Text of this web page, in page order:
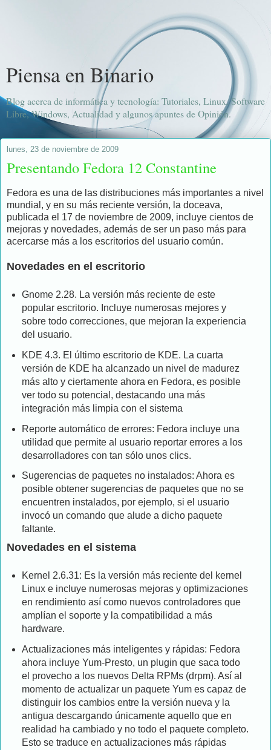
Piensa en Binario
Blog acerca de informática y tecnología: Tutoriales, Linux, Software
Libre, Windows, Actualidad y algunos apuntes de Opinión.
lunes, 23 de noviembre de 2009
Presentando Fedora 12 Constantine
Fedora es una de las distribuciones más importantes a nivel
mundial, y en su más reciente versión, la doceava,
publicada el 17 de noviembre de 2009, incluye cientos de
mejoras y novedades, además de ser un paso más para
acercarse más a los escritorios del usuario común.
Novedades en el escritorio
Gnome 2.28. La versión más reciente de este
popular escritorio. Incluye numerosas mejores y
sobre todo correcciones, que mejoran la experiencia
del usuario.
KDE 4.3. El último escritorio de KDE. La cuarta
versión de KDE ha alcanzado un nivel de madurez
más alto y ciertamente ahora en Fedora, es posible
ver todo su potencial, destacando una más
integración más limpia con el sistema
Reporte automático de errores: Fedora incluye una
utilidad que permite al usuario reportar errores a los
desarrolladores con tan sólo unos clics.
Sugerencias de paquetes no instalados: Ahora es
posible obtener sugerencias de paquetes que no se
encuentren instalados, por ejemplo, si el usuario
invocó un comando que alude a dicho paquete
faltante.
Novedades en el sistema
Kernel 2.6.31: Es la versión más reciente del kernel
Linux e incluye numerosas mejoras y optimizaciones
en rendimiento así como nuevos controladores que
amplían el soporte y la compatibilidad a más
hardware.
Actualizaciones más inteligentes y rápidas: Fedora
ahora incluye Yum-Presto, un plugin que saca todo
el provecho a los nuevos Delta RPMs (drpm). Así al
momento de actualizar un paquete Yum es capaz de
distinguir los cambios entre la versión nueva y la
antigua descargando únicamente aquello que en
realidad ha cambiado y no todo el paquete completo.
Esto se traduce en actualizaciones más rápidas